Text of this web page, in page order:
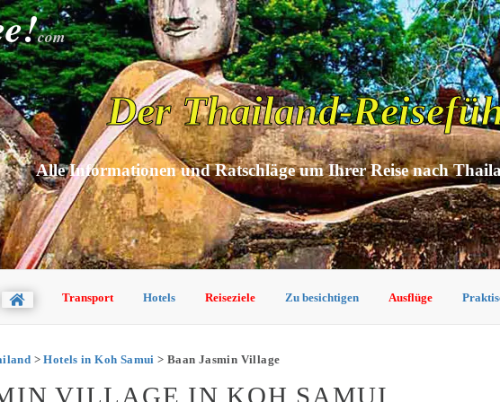
com
Der Thailand-
Alle Informationen und Ratschläge um Ihrer Reise nach
Transport Hotels Reiseziele Zu besichtigen Ausflüge
>Hotels in Koh Samui > Baan Jasmin Village
VILLAGE IN KOH SAMUI